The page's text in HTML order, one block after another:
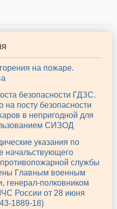
на пожаре.
безопасности ГДЗС.
на посту безопасности
в непригодной для
СИЗОД
указания по
начальствующего
службы
Главным военным
генерал-полковником
России от 28 июня
1889-18)